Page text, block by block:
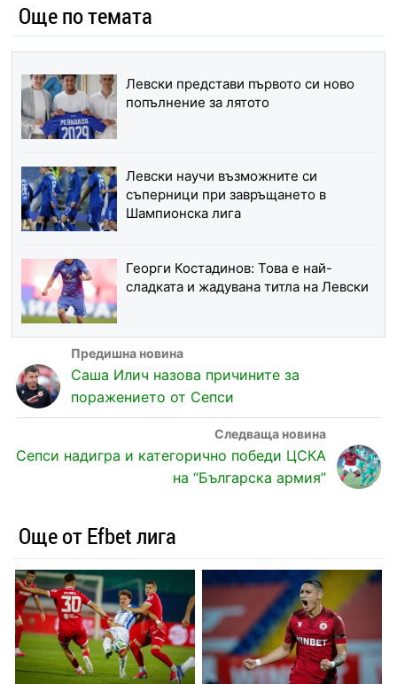
Още по темата
Левски представи първото си ново
попълнение за лятото
Левски научи възможните си
съперници при завръщането в
Шампионска лига
Георги Костадинов: Това е най-
сладката и жадувана титла на Левски
Саша Илич назова причините за
поражението от Сепси
Сепси надигра и категорично победи ЦСКА
на “Българска армия”
Още от Efbet лига